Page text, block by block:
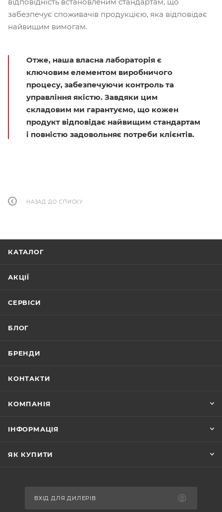
забезпечує споживачів продукцією, яка відповідає
найвищим вимогам.
Отже, наша власна лабораторія є
ключовим елементом виробничого
процесу, забезпечуючи контроль та
управління якістю. Завдяки цим
складовим ми гарантуємо, що кожен
продукт відповідає найвищим стандартам
і повністю задовольняє потреби клієнтів.
НАЗАД ДО СПИСКУ
КАТАЛОГ
АКЦІЇ
СЕРВІСИ
БЛОГ
БРЕНДИ
КОНТАКТИ
КОМПАНІЯ
ІНФОРМАЦІЯ
ЯК КУПИТИ
ВХІД ДЛЯ ДИЛЕРІВ